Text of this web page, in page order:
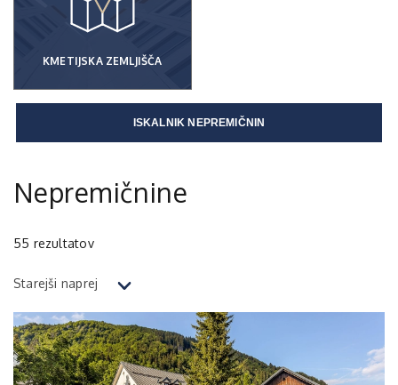
KMETIJSKA ZEMLJIŠČA
ISKALNIK NEPREMIČNIN
Nepremičnine
55 rezultatov
Starejši naprej